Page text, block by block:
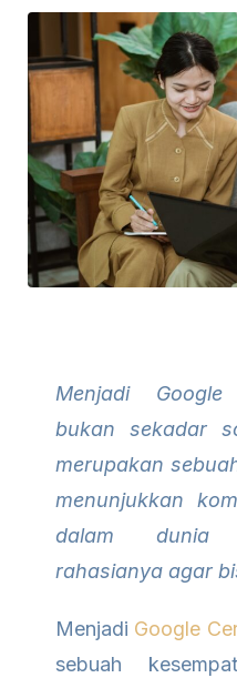
Menjadi
bukan sekadar
merupakan
menunjukkan
dalam dunia
rahasianya agar
Menjadi Google
sebuah